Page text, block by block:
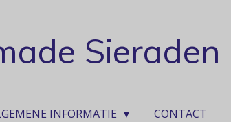
Sieraden
INFORMATIE CONTACT